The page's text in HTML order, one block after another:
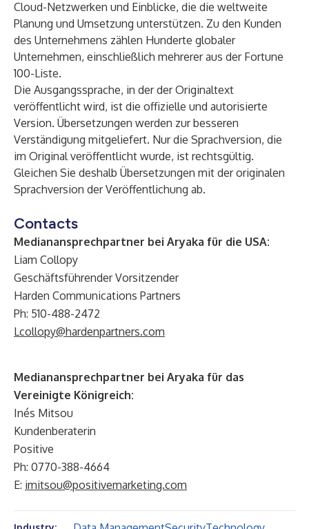
Cloud-Netzwerken und Einblicke, die die weltweite
Planung und Umsetzung unterstützen. Zu den Kunden
des Unternehmens zählen Hunderte globaler
Unternehmen, einschließlich mehrerer aus der Fortune
100-Liste.
Die Ausgangssprache, in der der Originaltext
veröffentlicht wird, ist die offizielle und autorisierte
Version. Übersetzungen werden zur besseren
Verständigung mitgeliefert. Nur die Sprachversion, die
im Original veröffentlicht wurde, ist rechtsgültig.
Gleichen Sie deshalb Übersetzungen mit der originalen
Sprachversion der Veröffentlichung ab.
Contacts
Medianansprechpartner bei Aryaka für die USA:
Liam Collopy
Geschäftsführender Vorsitzender
Harden Communications Partners
Ph: 510-488-2472
Lcollopy@hardenpartners.com
Medianansprechpartner bei Aryaka für das
Vereinigte Königreich:
Inés Mitsou
Kundenberaterin
Positive
Ph: 0770-388-4664
E: imitsou@positivemarketing.com